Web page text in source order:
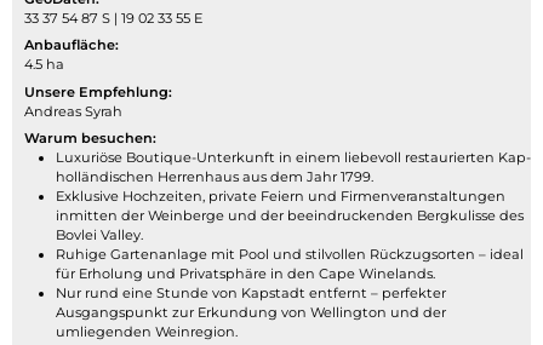
33 37 54 87 S | 19 02 33 55 E
Anbaufläche:
4.5 ha
Unsere Empfehlung:
Andreas Syrah
Warum besuchen:
Luxuriöse Boutique-Unterkunft in einem liebevoll restaurierten Kap-
holländischen Herrenhaus aus dem Jahr 1799.
Exklusive Hochzeiten, private Feiern und Firmenveranstaltungen
inmitten der Weinberge und der beeindruckenden Bergkulisse des
Bovlei Valley.
Ruhige Gartenanlage mit Pool und stilvollen Rückzugsorten – ideal
für Erholung und Privatsphäre in den Cape Winelands.
Nur rund eine Stunde von Kapstadt entfernt – perfekter
Ausgangspunkt zur Erkundung von Wellington und der
umliegenden Weinregion.